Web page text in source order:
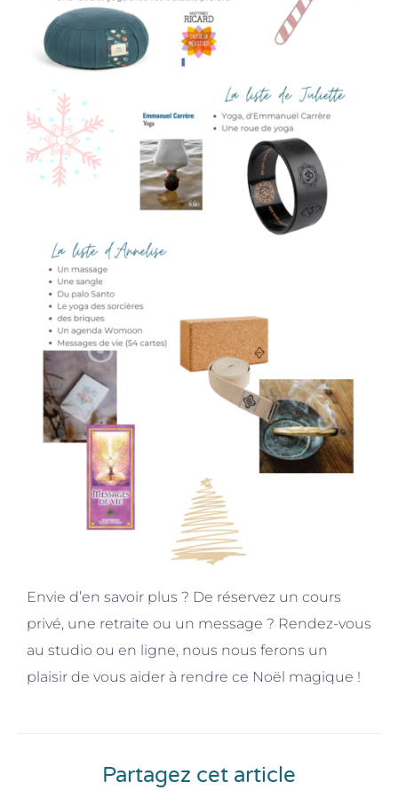
Envie d’en savoir plus ? De réservez un cours
privé, une retraite ou un message ? Rendez-vous
au studio ou en ligne, nous nous ferons un
plaisir de vous aider à rendre ce Noël magique !
Partagez cet article